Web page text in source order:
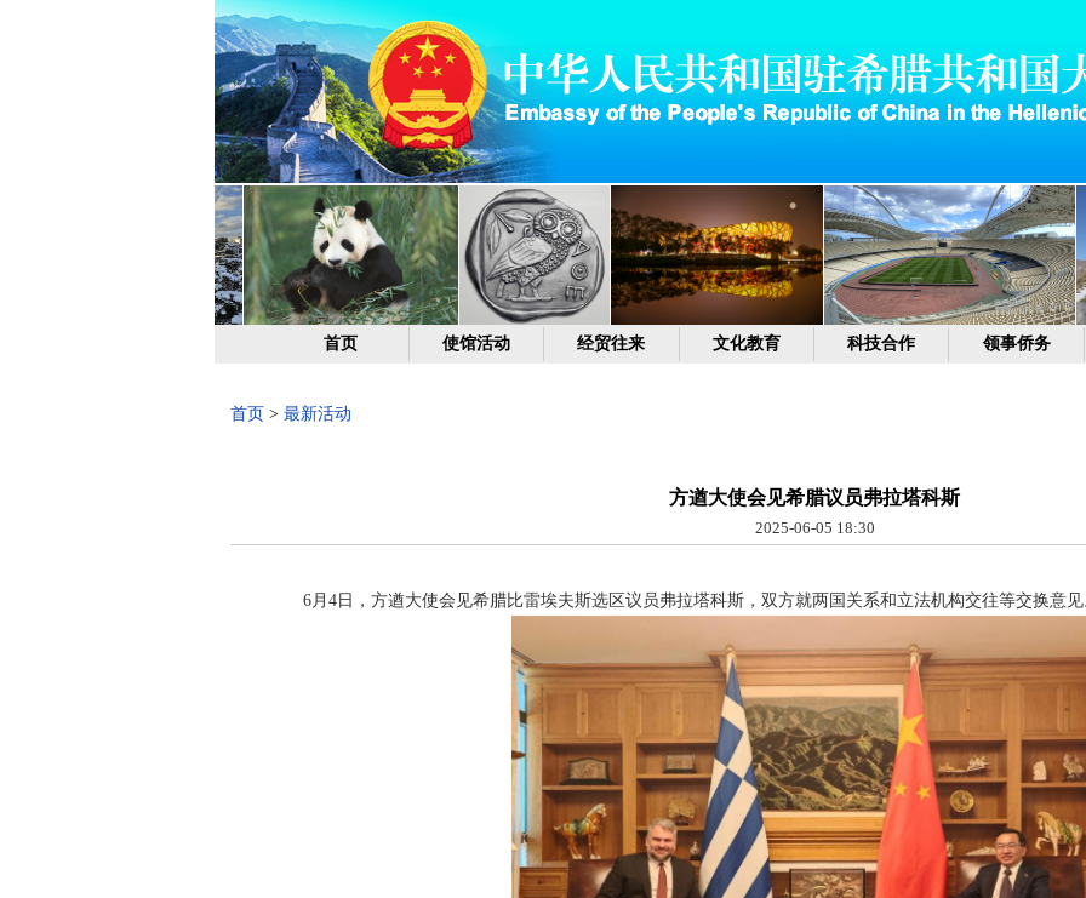
首页 使馆活动 经贸往来 文化教育 科技合作 领事侨务
首页 > 最新活动
方遒大使会见希腊议员弗拉塔科斯
2025-06-05 18:30
6月4日，方遒大使会见希腊比雷埃夫斯选区议员弗拉塔科斯，双方就两国关系和立法机构交往等交换意